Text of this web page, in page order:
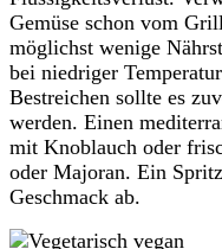
Gemüse schon vom
möglichst wenige
bei niedriger
Bestreichen sollte es
werden. Einen
mit Knoblauch oder
oder Majoran. Ein
Geschmack ab.